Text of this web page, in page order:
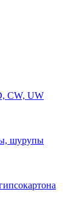
CW, UW
шурупы